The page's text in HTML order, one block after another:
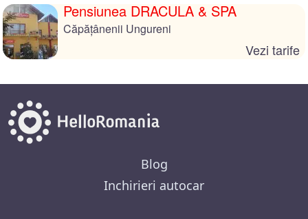
Pensiunea DRACULA & SPA
Căpățânenii Ungureni
Vezi tarife
Blog
Inchirieri autocar